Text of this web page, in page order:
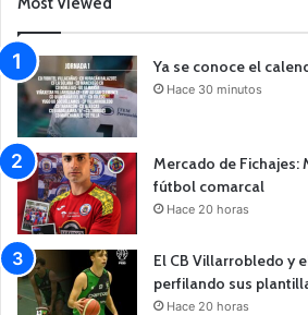
Ya se conoce el
Hace 30 minutos
Mercado de Fichajes:
fútbol comarcal
Hace 20 horas
El CB Villarrobledo y
perfilando sus
Hace 20 horas